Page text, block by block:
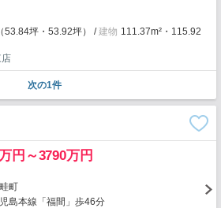
53.84坪・53.92坪） 建物 111.37m²・115.92
次の1件
円～3790万円
町
島本線「福間」歩46分